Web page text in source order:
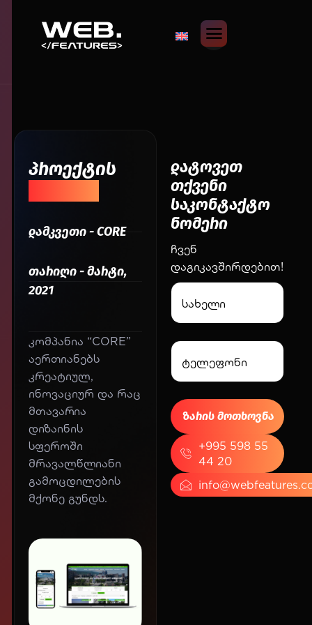
პროექტის
დამკვეთი - CORE
თარიღი - მარტი,
2021
კომპანია “CORE”
აერთიანებს
კრეატიულ,
ინოვაციურ და რაც
მთავარია
დიზაინის
სფეროში
მრავალწლიანი
გამოცდილების
მქონე გუნდს.
დატოვეთ
თქვენი
საკონტაქტო
ნომერი
ჩვენ
დაგიკავშირდებით!
+995 598 55
44 20